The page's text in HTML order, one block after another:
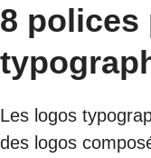
8 polices
Les logos
des logos